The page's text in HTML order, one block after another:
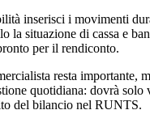
inserisci i movimenti
la situazione di cassa e
per il rendiconto.
resta importante,
quotidiana: dovrà solo
del bilancio nel RUNTS.